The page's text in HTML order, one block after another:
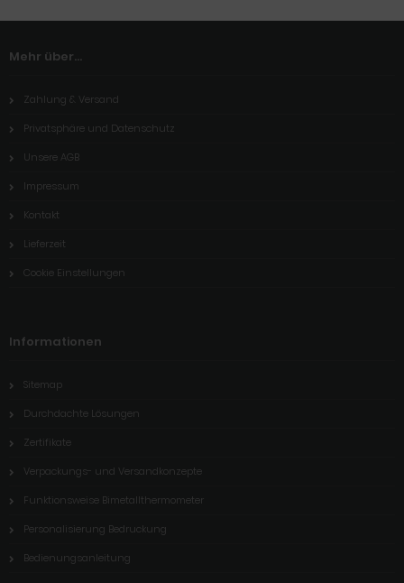
Mehr über...
Zahlung & Versand
Privatsphäre und Datenschutz
Unsere AGB
Impressum
Kontakt
Lieferzeit
Cookie Einstellungen
Informationen
Sitemap
Durchdachte Lösungen
Zertifikate
Verpackungs- und Versandkonzepte
Funktionsweise Bimetallthermometer
Personalisierung Bedruckung
Bedienungsanleitung